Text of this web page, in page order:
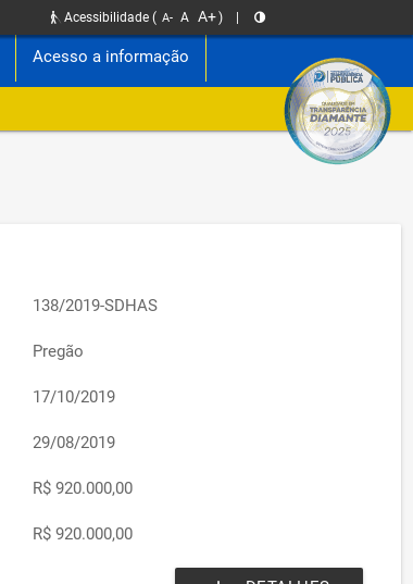
Acessibilidade ( A- A A+)
Acesso a informação
138/2019-SDHAS
Pregão
17/10/2019
29/08/2019
R$ 920.000,00
R$ 920.000,00